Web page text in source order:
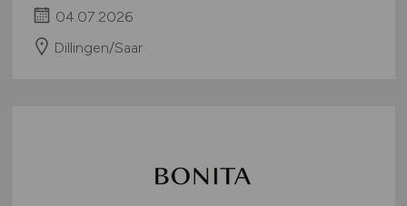
04.07.2026
Dillingen/Saar